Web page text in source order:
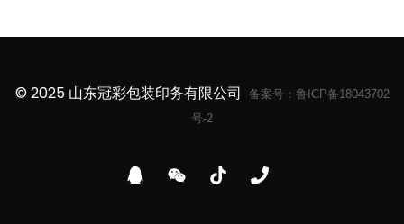
© 2025 山东冠彩包装印务有限公司 备案号： 鲁ICP备18043702
号-2